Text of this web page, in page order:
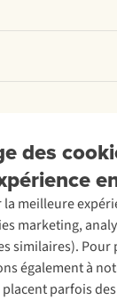
des
meilleure
marketing,
similaires).
également à
parfois
d’hiver
newsletter